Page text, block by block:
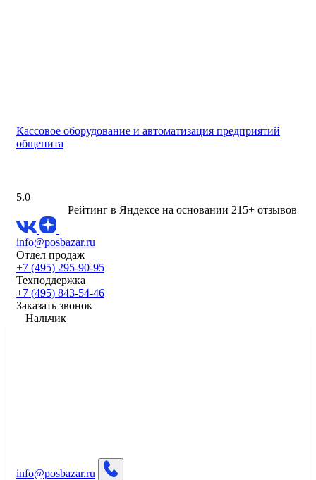
Кассовое оборудование и автоматизация предприятий
общепита
5.0
Рейтинг в Яндексе на основании 215+ отзывов
info@posbazar.ru
Отдел продаж
+7 (495) 295-90-95
Техподдержка
+7 (495) 843-54-46
Заказать звонок
Нальчик
info@posbazar.ru